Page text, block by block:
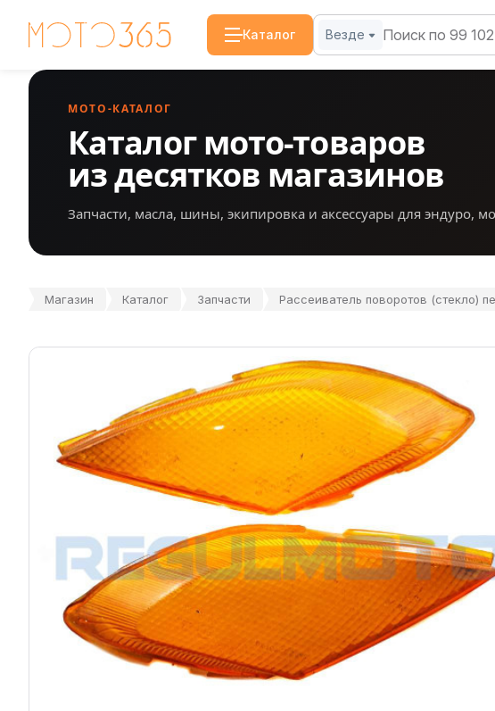
Каталог Везде
МОТО-КАТАЛОГ
Каталог мото-товаров
из десятков магазинов
Запчасти, масла, шины, экипировка и аксессуары для эндуро,
Магазин Каталог Запчасти Рассеиватель поворотов (стекло)